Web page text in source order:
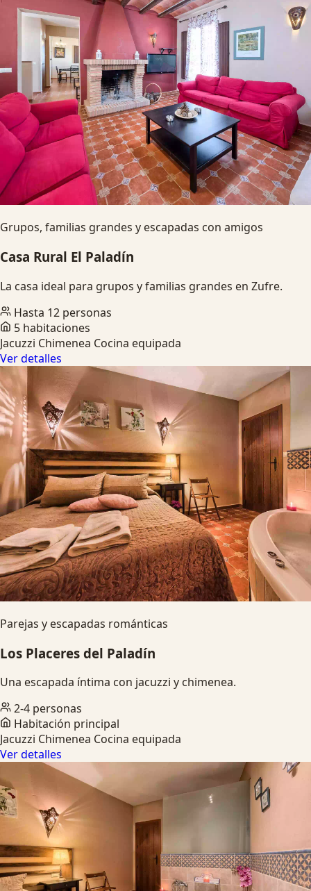
Grupos, familias grandes y escapadas con amigos
Casa Rural El Paladín
La casa ideal para grupos y familias grandes en Zufre.
Hasta 12 personas
5 habitaciones
Jacuzzi Chimenea Cocina equipada
Ver detalles
Parejas y escapadas románticas
Los Placeres del Paladín
Una escapada íntima con jacuzzi y chimenea.
2-4 personas
Habitación principal
Jacuzzi Chimenea Cocina equipada
Ver detalles